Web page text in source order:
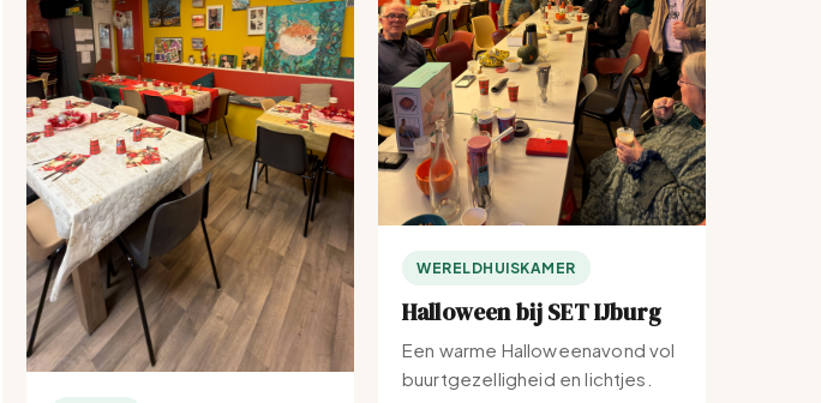
WERELDHUISKAMER
Halloween bij SET IJburg
Een warme Halloweenavond vol
buurtgezelligheid en lichtjes.